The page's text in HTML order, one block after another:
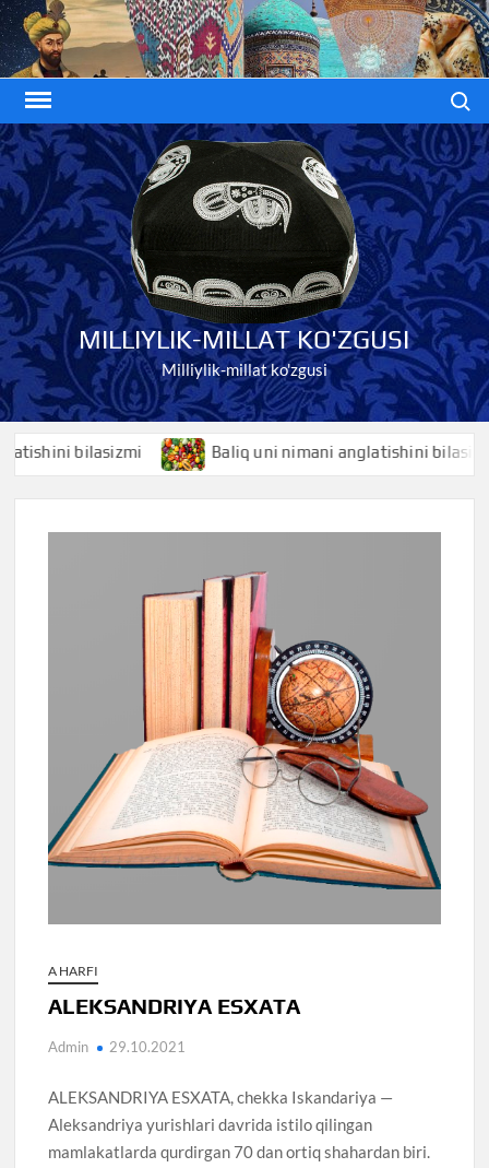
Skip
to
content
MILLIYLIK-MILLAT KO'ZGUSI
Milliylik-millat ko'zgusi
bilasizmi Baliq uni nimani anglatishini bilasizmi
A HARFI
ALEKSANDRIYA ESXATA
Admin 29.10.2021
ALEKSANDRIYA ESXATA, chekka Iskandariya —
Aleksandriya yurishlari davrida istilo qilingan
mamlakatlarda qurdirgan 70 dan ortiq shahardan biri.